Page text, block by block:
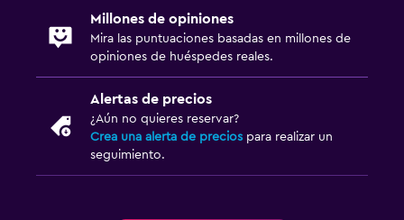
Sistema de entretenimiento
TV por cable o vía satélite
Millones de opiniones
Mira las puntuaciones basadas en millones de
opiniones de huéspedes reales.
Alertas de precios
¿Aún no quieres reservar?
Crea una alerta de precios para realizar un
seguimiento.